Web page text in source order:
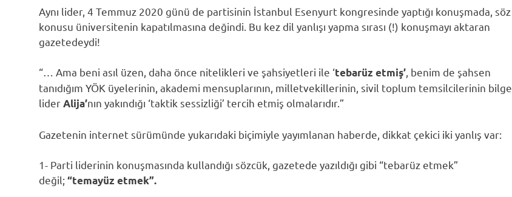
Aynı lider, 4 Temmuz 2020 günü de partisinin İstanbul Esenyurt kongresinde yaptığı konuşmada, söz
konusu üniversitenin kapatılmasına değindi. Bu kez dil yanlışı yapma sırası (!) konuşmayı aktaran
gazetedeydi!
“… Ama beni asıl üzen, daha önce nitelikleri ve şahsiyetleri ile ‘tebarüz etmiş’, benim de şahsen
tanıdığım YÖK üyelerinin, akademi mensuplarının, milletvekillerinin, sivil toplum temsilcilerinin bilge
liderAlija’nın yakındığı ‘taktik sessizliği’ tercih etmiş olmalarıdır.”
Gazetenin internet sürümünde yukarıdaki biçimiyle yayımlanan haberde, dikkat çekici iki yanlış var:
1- Parti liderinin konuşmasında kullandığı sözcük, gazetede yazıldığı gibi “tebarüz etmek”
değil; “temayüz etmek”.